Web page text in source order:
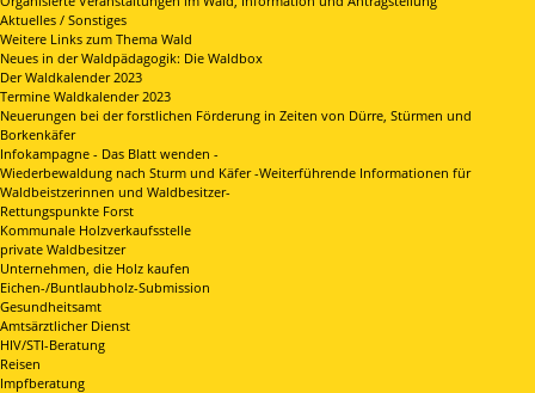
Aktuelles / Sonstiges
Weitere Links zum Thema Wald
Neues in der Waldpädagogik: Die Waldbox
Der Waldkalender 2023
Termine Waldkalender 2023
Neuerungen bei der forstlichen Förderung in Zeiten von Dürre, Stürmen und
Borkenkäfer
Infokampagne - Das Blatt wenden -
Wiederbewaldung nach Sturm und Käfer -Weiterführende Informationen für
Waldbeistzerinnen und Waldbesitzer-
Rettungspunkte Forst
Kommunale Holzverkaufsstelle
private Waldbesitzer
Unternehmen, die Holz kaufen
Eichen-/Buntlaubholz-Submission
Gesundheitsamt
Amtsärztlicher Dienst
HIV/STI-Beratung
Reisen
Impfberatung